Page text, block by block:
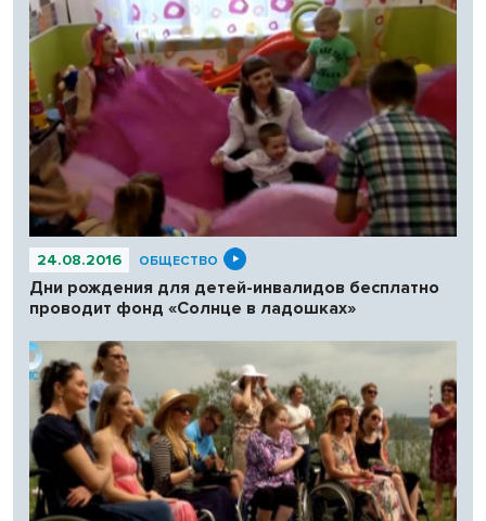
24.08.2016 ОБЩЕСТВО
Дни рождения для детей-инвалидов бесплатно
проводит фонд «Солнце в ладошках»